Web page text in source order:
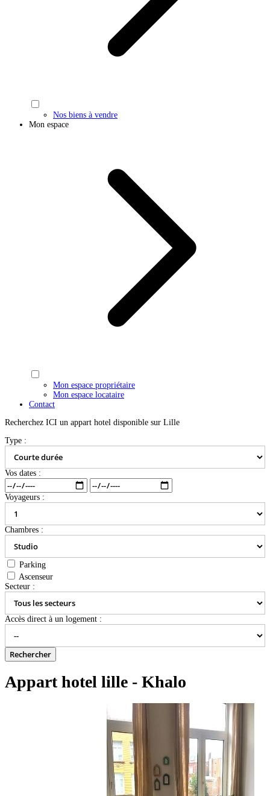
Nos biens à vendre
Mon espace
Mon espace propriétaire
Mon espace locataire
Contact
Recherchez ICI un appart hotel disponible sur Lille
Type :
Vos dates :
Voyageurs :
Chambres :
Parking
Ascenseur
Secteur :
Accès direct à un logement :
Appart hotel lille - Khalo